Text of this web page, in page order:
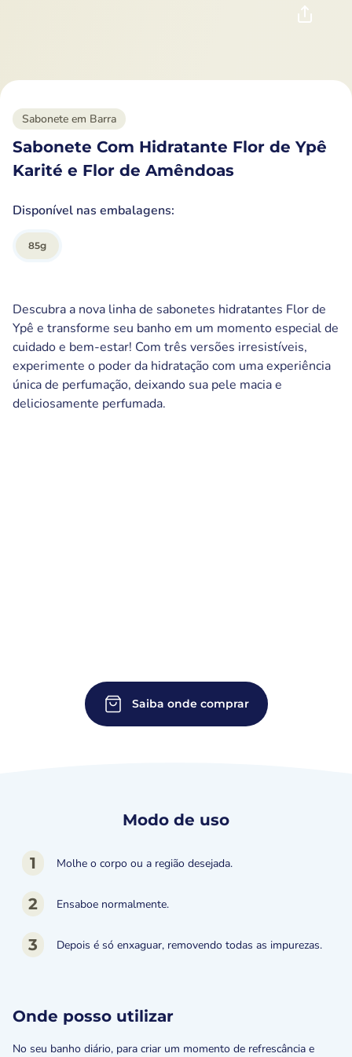
Sabonete em Barra
Sabonete Com Hidratante Flor de Ypê
Karité e Flor de Amêndoas
Disponível nas embalagens:
85g
Descubra a nova linha de sabonetes hidratantes Flor de
Ypê e transforme seu banho em um momento especial de
cuidado e bem-estar! Com três versões irresistíveis,
experimente o poder da hidratação com uma experiência
única de perfumação, deixando sua pele macia e
deliciosamente perfumada.
Saiba onde comprar
Modo de uso
1 Molhe o corpo ou a região desejada.
2 Ensaboe normalmente.
3 Depois é só enxaguar, removendo todas as impurezas.
Onde posso utilizar
No seu banho diário, para criar um momento de refrescância e